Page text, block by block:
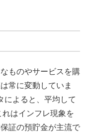
ものやサービスを購
常に変動していま
によると、平均して
はインフレ現象を
証の預貯金が主流で